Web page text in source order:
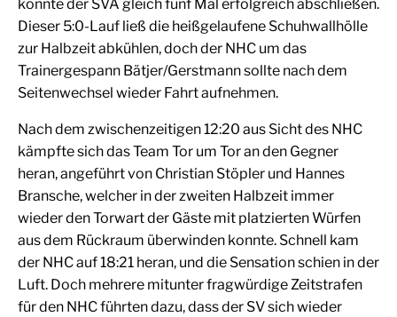
konnte der SVA gleich fünf Mal erfolgreich abschließen.
Dieser 5:0-Lauf ließ die heißgelaufene Schuhwallhölle
zur Halbzeit abkühlen, doch der NHC um das
Trainergespann Bätjer/Gerstmann sollte nach dem
Seitenwechsel wieder Fahrt aufnehmen.
Nach dem zwischenzeitigen 12:20 aus Sicht des NHC
kämpfte sich das Team Tor um Tor an den Gegner
heran, angeführt von Christian Stöpler und Hannes
Bransche, welcher in der zweiten Halbzeit immer
wieder den Torwart der Gäste mit platzierten Würfen
aus dem Rückraum überwinden konnte. Schnell kam
der NHC auf 18:21 heran, und die Sensation schien in der
Luft. Doch mehrere mitunter fragwürdige Zeitstrafen
für den NHC führten dazu, dass der SV sich wieder